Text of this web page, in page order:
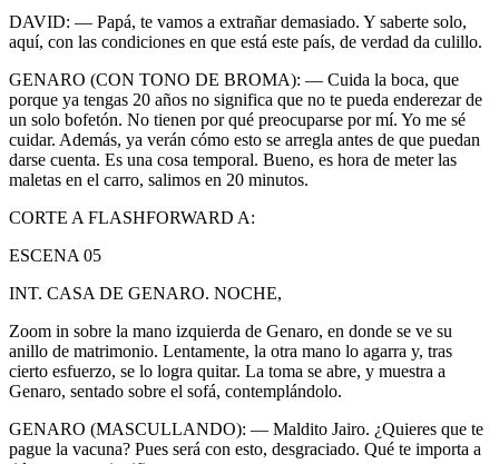
DAVID: — Papá, te vamos a extrañar demasiado. Y saberte solo,
aquí, con las condiciones en que está este país, de verdad da culillo.
GENARO (CON TONO DE BROMA): — Cuida la boca, que
porque ya tengas 20 años no significa que no te pueda enderezar de
un solo bofetón. No tienen por qué preocuparse por mí. Yo me sé
cuidar. Además, ya verán cómo esto se arregla antes de que puedan
darse cuenta. Es una cosa temporal. Bueno, es hora de meter las
maletas en el carro, salimos en 20 minutos.
CORTE A FLASHFORWARD A:
ESCENA 05
INT. CASA DE GENARO. NOCHE,
Zoom in sobre la mano izquierda de Genaro, en donde se ve su
anillo de matrimonio. Lentamente, la otra mano lo agarra y, tras
cierto esfuerzo, se lo logra quitar. La toma se abre, y muestra a
Genaro, sentado sobre el sofá, contemplándolo.
GENARO (MASCULLANDO): — Maldito Jairo. ¿Quieres que te
pague la vacuna? Pues será con esto, desgraciado. Qué te importa a